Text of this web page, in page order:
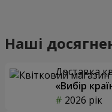
Наші
Доставка
«Вибір
2026 рік